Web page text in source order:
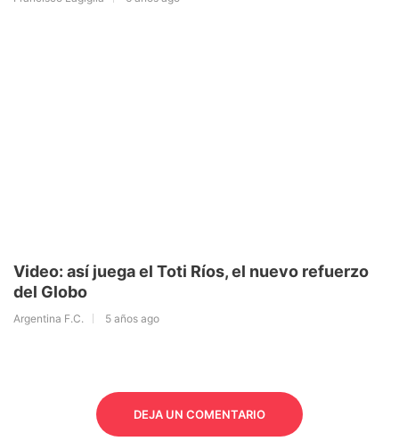
Video: así juega el Toti Ríos, el nuevo refuerzo
del Globo
Argentina F.C. 5 años ago
DEJA UN COMENTARIO